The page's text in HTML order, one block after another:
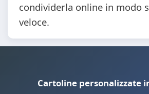
condividerla online in modo
veloce.
Cartoline personalizzate